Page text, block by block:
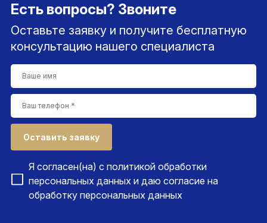
Есть вопросы? Звоните
Оставьте заявку и получите бесплатную
консультацию нашего специалиста
Оставить заявку
Я согласен(на) с политикой обработки
персональных данных и даю согласие на
обработку персональных данных